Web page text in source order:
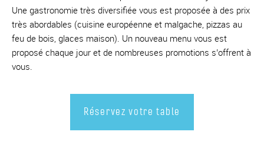
Une gastronomie très diversifiée vous est proposée à des prix
très abordables (cuisine européenne et malgache, pizzas au
feu de bois, glaces maison). Un nouveau menu vous est
proposé chaque jour et de nombreuses promotions s’offrent à
vous.
Réservez votre table